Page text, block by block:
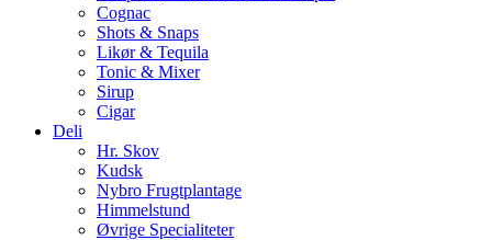
Cognac
Shots & Snaps
Likør & Tequila
Tonic & Mixer
Sirup
Cigar
Deli
Hr. Skov
Kudsk
Nybro Frugtplantage
Himmelstund
Øvrige Specialiteter